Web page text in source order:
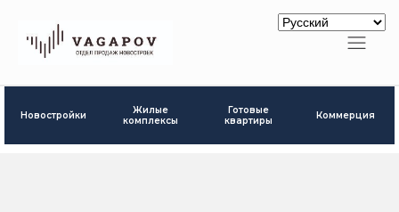
Новостройки
Жилые
комплексы
Готовые
квартиры
Коммерция